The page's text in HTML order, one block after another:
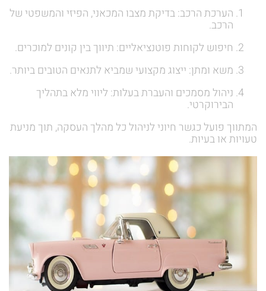
הערכת הרכב: בדיקת מצבו המכאני, הפיזי והמשפטי של
הרכב.
חיפוש לקוחות פוטנציאליים: תיווך בין קונים למוכרים.
משא ומתן: ייצוג מקצועי שמביא לתנאים הטובים ביותר.
ניהול מסמכים והעברת בעלות: ליווי מלא בתהליך
הבירוקרטי.
המתווך פועל כגשר חיוני לניהול כל מהלך העסקה, תוך מניעת
טעויות או בעיות.